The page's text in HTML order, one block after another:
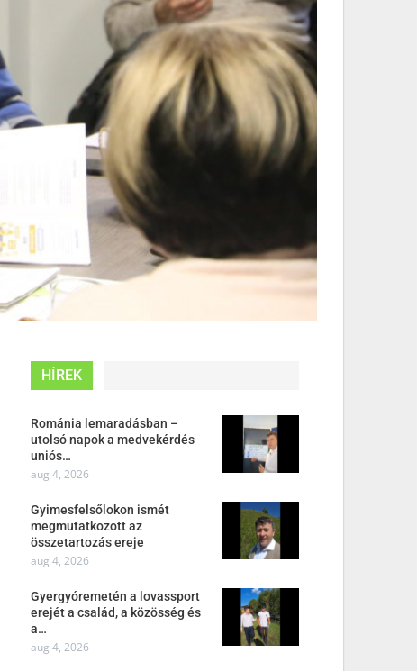
HÍREK
Románia lemaradásban –
utolsó napok a medvekérdés
uniós…
aug 4, 2026
Gyimesfelsőlokon ismét
megmutatkozott az
összetartozás ereje
aug 4, 2026
Gyergyóremetén a lovassport
erejét a család, a közösség és
a…
aug 4, 2026